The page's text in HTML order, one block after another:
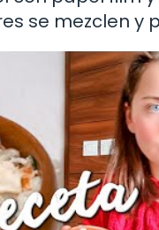
se mezclen y